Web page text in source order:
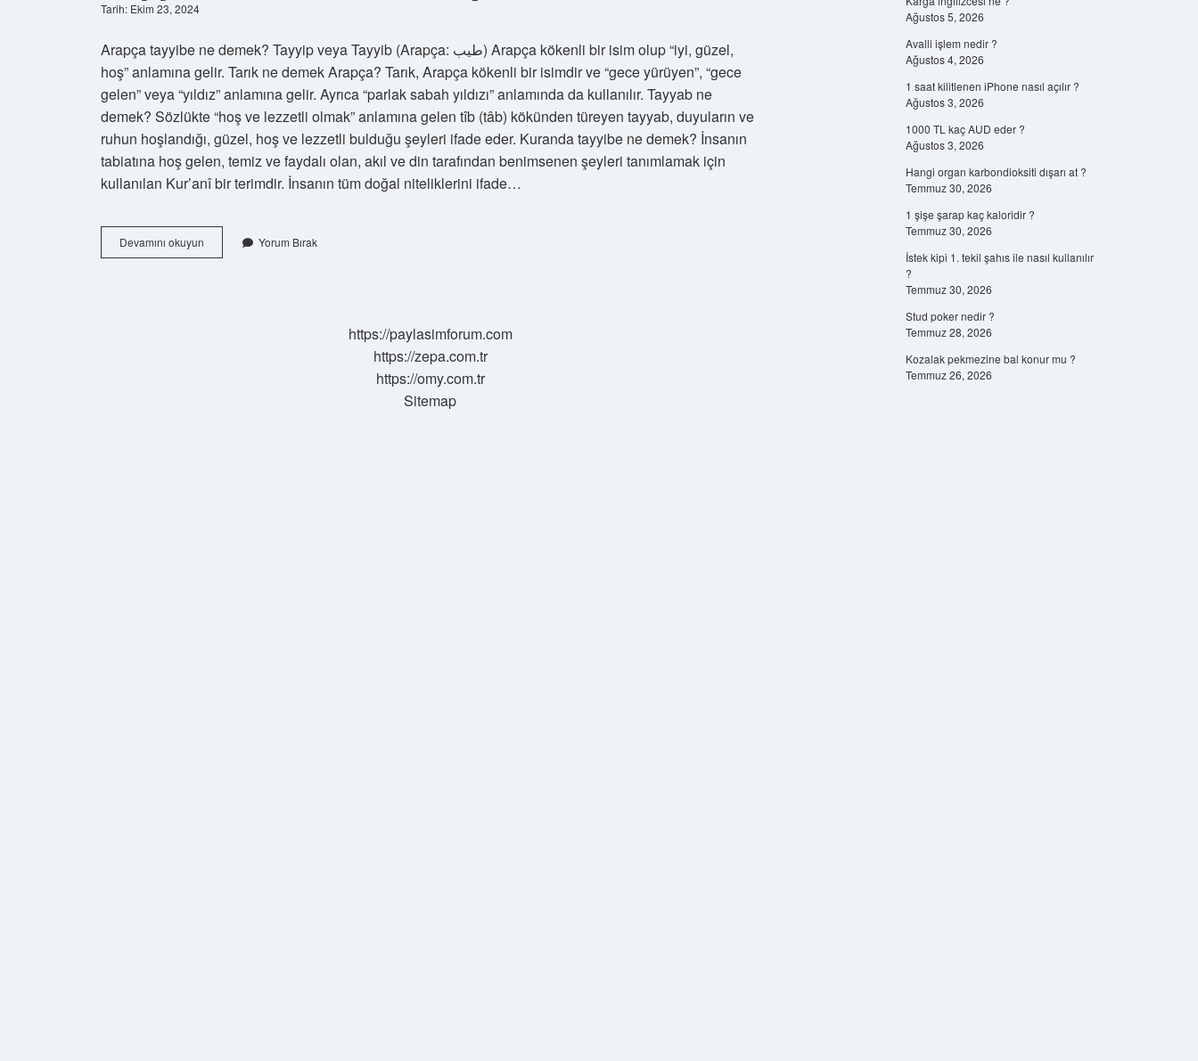
Tarih: Ekim 23, 2024
Arapça tayyibe ne demek? Tayyip veya Tayyib (Arapça: طيب) Arapça kökenli bir isim olup “iyi, güzel,
hoş” anlamına gelir. Tarık ne demek Arapça? Tarık, Arapça kökenli bir isimdir ve “gece yürüyen”, “gece
gelen” veya “yıldız” anlamına gelir. Ayrıca “parlak sabah yıldızı” anlamında da kullanılır. Tayyab ne
demek? Sözlükte “hoş ve lezzetli olmak” anlamına gelen tîb (tâb) kökünden türeyen tayyab, duyuların ve
ruhun hoşlandığı, güzel, hoş ve lezzetli bulduğu şeyleri ifade eder. Kuranda tayyibe ne demek? İnsanın
tabiatına hoş gelen, temiz ve faydalı olan, akıl ve din tarafından benimsenen şeyleri tanımlamak için
kullanılan Kur’anî bir terimdir. İnsanın tüm doğal niteliklerini ifade…
Devamını okuyun
Ne
Yorum Bırak
https://paylasimforum.com
https://zepa.com.tr
https://omy.com.tr
Sitemap
Ağustos 5, 2026
Avalli işlem nedir ?
Ağustos 4, 2026
1 saat kilitlenen iPhone nasıl açılır ?
Ağustos 3, 2026
1000 TL kaç AUD eder ?
Ağustos 3, 2026
Hangi organ karbondioksiti dışarı at ?
Temmuz 30, 2026
1 şişe şarap kaç kaloridir ?
Temmuz 30, 2026
İstek kipi 1. tekil şahıs ile nasıl kullanılır
?
Temmuz 30, 2026
Stud poker nedir ?
Temmuz 28, 2026
Kozalak pekmezine bal konur mu ?
Temmuz 26, 2026